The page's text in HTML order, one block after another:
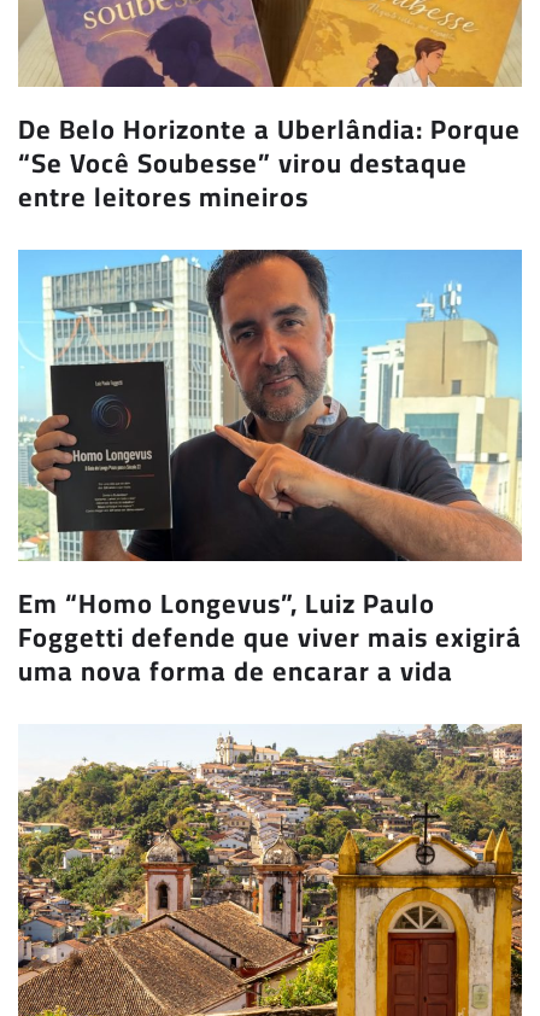
De Belo Horizonte a Uberlândia: Porque
“Se Você Soubesse” virou destaque
entre leitores mineiros
Em “Homo Longevus”, Luiz Paulo
Foggetti defende que viver mais exigirá
uma nova forma de encarar a vida